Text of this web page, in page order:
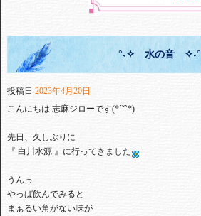
°˖✧ 水の音 ✧˖°
投稿日 2023年4月20日
こんにちは 志麻ジローです(*ˊ˘ˋ*)⁡
⁡⁡先日、久しぶりに⁡
⁡『 白川水源 』に行ってきました
⁡うんっ⁡
⁡やっぱ飲んでみると⁡
⁡まぁるい角がない味が⁡